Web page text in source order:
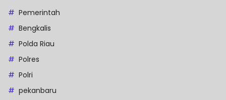
Pemerintah
Bengkalis
Polda Riau
Polres
Polri
pekanbaru